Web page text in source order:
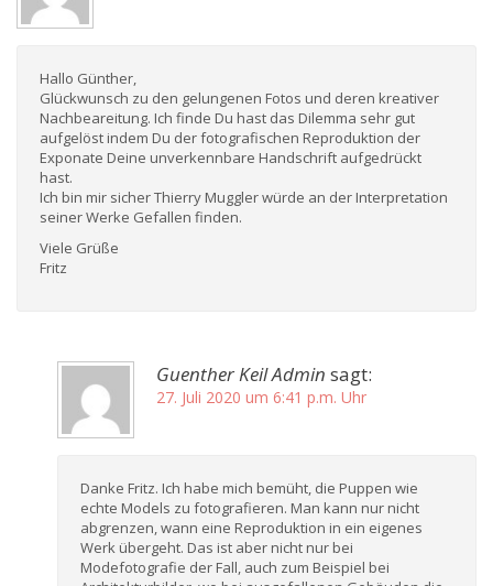
Hallo Günther,
Glückwunsch zu den gelungenen Fotos und deren kreativer
Nachbeareitung. Ich finde Du hast das Dilemma sehr gut
aufgelöst indem Du der fotografischen Reproduktion der
Exponate Deine unverkennbare Handschrift aufgedrückt
hast.
Ich bin mir sicher Thierry Muggler würde an der Interpretation
seiner Werke Gefallen finden.
Viele Grüße
Fritz
Guenther Keil Admin sagt:
27. Juli 2020 um 6:41 p.m. Uhr
Danke Fritz. Ich habe mich bemüht, die Puppen wie
echte Models zu fotografieren. Man kann nur nicht
abgrenzen, wann eine Reproduktion in ein eigenes
Werk übergeht. Das ist aber nicht nur bei
Modefotografie der Fall, auch zum Beispiel bei